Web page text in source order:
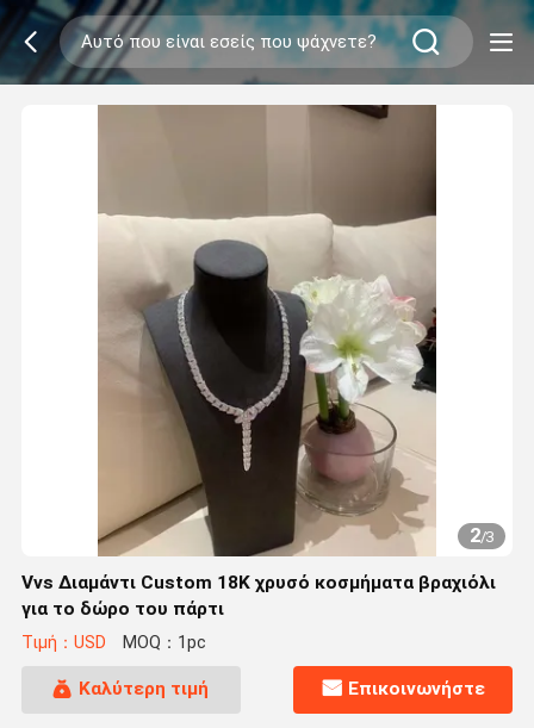
2/3
Vvs Διαμάντι Custom 18K χρυσό κοσμήματα βραχιόλι
για το δώρο του πάρτι
Τιμή：USD MOQ：1pc
Καλύτερη τιμή Επικοινωνήστε